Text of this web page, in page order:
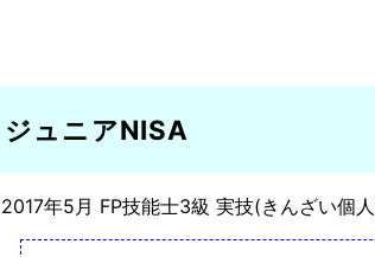
ジュニアNISA
2017年5月 FP技能士3級 実技(きんざい個